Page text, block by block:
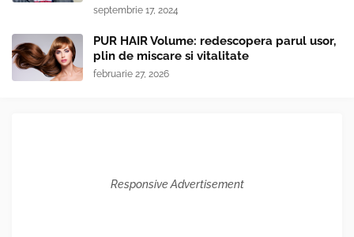
septembrie 17, 2024
PUR HAIR Volume: redescopera parul usor,
plin de miscare si vitalitate
februarie 27, 2026
Responsive Advertisement